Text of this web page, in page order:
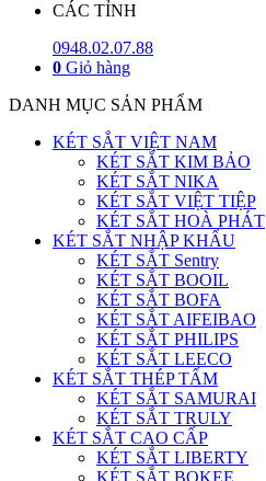
CÁC TỈNH
0948.02.07.88
0 Giỏ hàng
DANH MỤC SẢN PHẨM
KÉT SẮT VIỆT NAM
KÉT SẮT KIM BẢO
KÉT SẮT NIKA
KÉT SẮT VIỆT TIỆP
KÉT SẮT HOÀ PHÁT
KÉT SẮT NHẬP KHẨU
KÉT SẮT Sentry
KÉT SẮT BOOIL
KÉT SẮT BOFA
KÉT SẮT AIFEIBAO
KÉT SẮT PHILIPS
KÉT SẮT LEECO
KÉT SẮT THÉP TẤM
KÉT SẮT SAMURAI
KÉT SẮT TRULY
KÉT SẮT CAO CẤP
KÉT SẮT LIBERTY
KÉT SẮT BOKEE